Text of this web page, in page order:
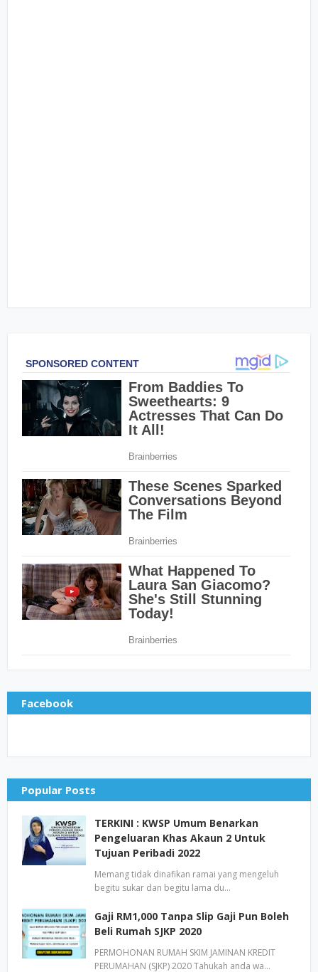
Facebook
Popular Posts
TERKINI : KWSP Umum Benarkan
Pengeluaran Khas Akaun 2 Untuk
Tujuan Peribadi 2022
Memang tidak dinafikan ramai yang mengeluh
begitu sukar dan begitu lama du…
Gaji RM1,000 Tanpa Slip Gaji Pun Boleh
Beli Rumah SJKP 2020
PERMOHONAN RUMAH SKIM JAMINAN KREDIT
PERUMAHAN (SJKP) 2020 Tahukah anda wa…